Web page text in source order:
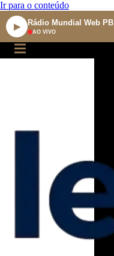
Ir para o conteúdo
▶ Rádio Mundial Web PB
AO VIVO